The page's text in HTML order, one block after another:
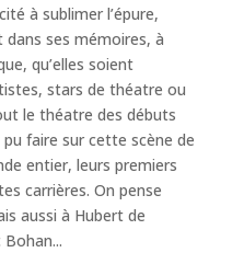
à sublimer l’épure,
dans ses mémoires, à
qu’elles soient
stars de théatre ou
le théatre des débuts
faire sur cette scène de
entier, leurs premiers
carrières. On pense
aussi à Hubert de